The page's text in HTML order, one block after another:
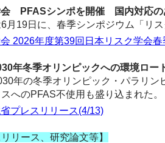
PFASシンポを開催 国内対応の
19日に、春季シンポジウム「リ
2026年度第39回日本リスク学会
年冬季オリンピックへの環境ロー
年の冬季オリンピック・パラリン
へのPFAS不使用も盛り込まれた。
プレスリリース(4/13)
リース、研究論文等】